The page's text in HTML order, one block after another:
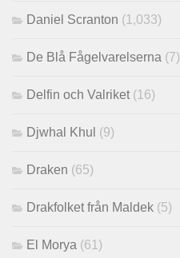
Daniel Scranton (1,033)
De Blå Fågelvarelserna (7)
Delfin och Valriket (16)
Djwhal Khul (9)
Draken (65)
Drakfolket från Maldek (5)
El Morya (61)